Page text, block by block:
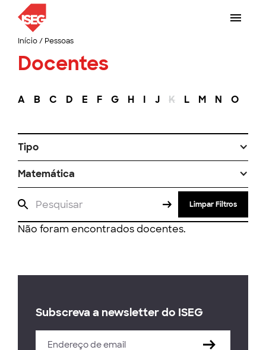
Início/ Pessoas
Docentes
A B C D E F G H I J K L M N O
Tipo
Matemática
Limpar Filtros
Não foram encontrados docentes.
Subscreva a newsletter do ISEG